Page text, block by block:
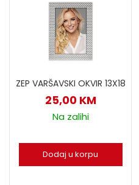
ZEP VARŠAVSKI OKVIR 13X18
25,00 KM
Na zalihi
Dodaj u korpu